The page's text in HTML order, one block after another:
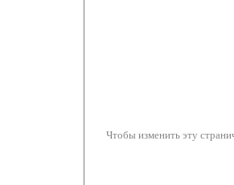
Чтобы изменить эту